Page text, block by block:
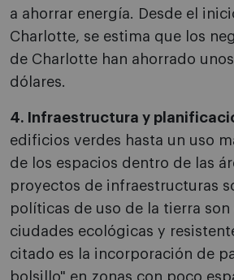
a ahorrar energía. Desde el
Charlotte, se estima que los
de Charlotte han ahorrado
dólares.
4. Infraestructura y
edificios verdes hasta un uso
de los espacios dentro de las
proyectos de infraestructuras
políticas de uso de la tierra son
ciudades ecológicas y
citado es la incorporación de
bolsillo" en zonas con poco